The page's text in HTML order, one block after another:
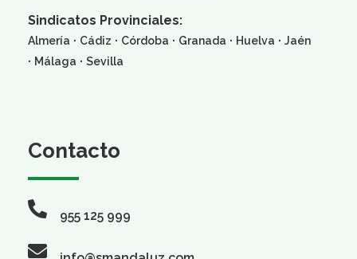
Sindicatos Provinciales:
Almería · Cádiz · Córdoba · Granada · Huelva · Jaén
· Málaga · Sevilla
Contacto
955 125 999